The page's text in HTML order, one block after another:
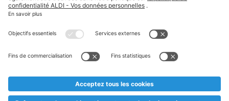
Textes marqués d'un astérisque et mentions légales
* Nous vendons ces articles temporairement et jusqu'à
au cas où, malgré le planning bien étudié, nous serions
prématurément en rupture de stock. Prix Recupel et TVA incl.
** Sur ce site, l’utilisation de la forme masculine a été adoptée